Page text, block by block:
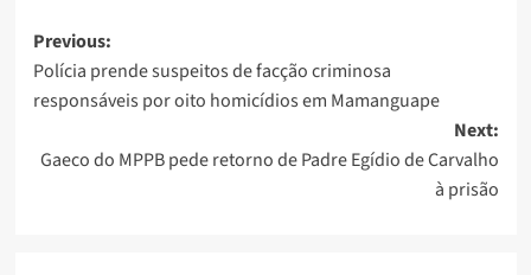
Post
navigation
Previous:
Polícia prende suspeitos de facção criminosa
responsáveis por oito homicídios em Mamanguape
Next:
Gaeco do MPPB pede retorno de Padre Egídio de Carvalho
à prisão